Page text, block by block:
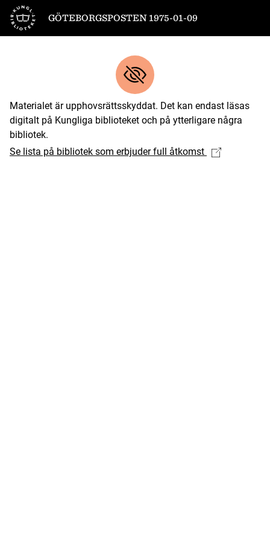
Till startsidan
GÖTEBORGSPOSTEN 1975-01-09
Materialet är upphovsrättsskyddat. Det kan endast läsas
digitalt på Kungliga biblioteket och på ytterligare några
bibliotek.
Se lista på bibliotek som erbjuder full åtkomst